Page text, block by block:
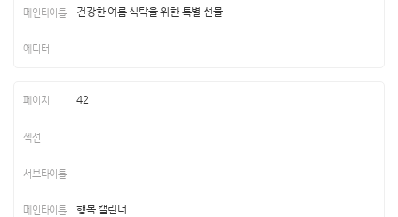
건강한 여름 식탁을 위한 특별 선물
42
행복 캘린더